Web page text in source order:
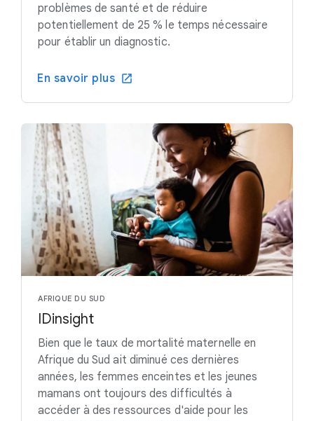
problèmes de santé et de réduire
potentiellement de 25 % le temps nécessaire
pour établir un diagnostic.
En savoir plus
AFRIQUE DU SUD
IDinsight
Bien que le taux de mortalité maternelle en
Afrique du Sud ait diminué ces dernières
années, les femmes enceintes et les jeunes
mamans ont toujours des difficultés à
accéder à des ressources d'aide pour les